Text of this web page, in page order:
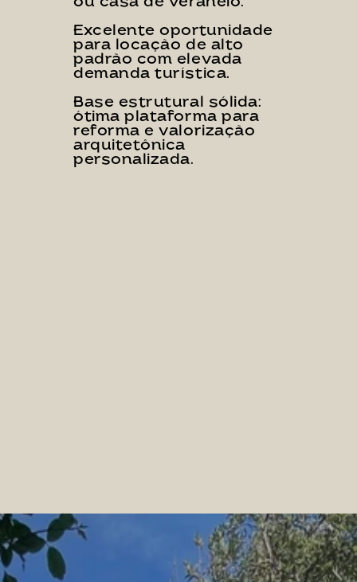
Excelente oportunidade
para locação de alto
padrão com elevada
demanda turística.
Base estrutural sólida:
ótima plataforma para
reforma e valorização
arquitetônica
personalizada.